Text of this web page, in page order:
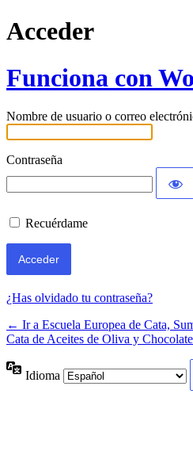
Acceder
Funciona con
Nombre de usuario o correo
Contraseña
Recuérdame
¿Has olvidado tu contraseña?
← Ir a Escuela Europea de Cata,
Cata de Aceites de Oliva y Chocolate
Idioma